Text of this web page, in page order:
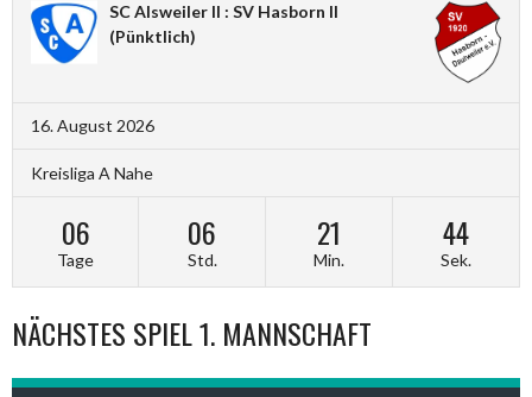
SC Alsweiler II : SV Hasborn II
(Pünktlich)
16. August 2026
Kreisliga A Nahe
06
Tage
06
Std.
21
Min.
43
Sek.
NÄCHSTES SPIEL 1. MANNSCHAFT